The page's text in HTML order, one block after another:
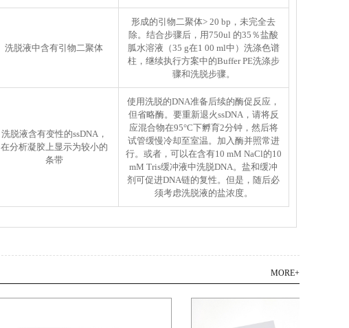
洗脱液中含有引物二聚体
形成的引物二聚体> 20 bp，未完全去
除。结合步骤后，用750ul 的35％盐酸
胍水溶液（35 g在1 00 ml中）洗涤色谱
柱，继续执行方案中的Buffer PE洗涤步
骤和洗脱步骤。
洗脱液含有变性的ssDNA，
在分析凝胶上显示为较小的
条带
使用洗脱的DNA准备后续的酶促反应，
但省略酶。要重新退火ssDNA，请将反
应混合物在95°C下孵育2分钟，然后将
试管缓慢冷却至室温。加入酶并照常进
行。或者，可以在含有10 mM NaCl的10
mM Tris缓冲液中洗脱DNA。盐和缓冲
剂可促进DNA链的复性。但是，随后必
须考虑洗脱液的盐浓度。
MORE+